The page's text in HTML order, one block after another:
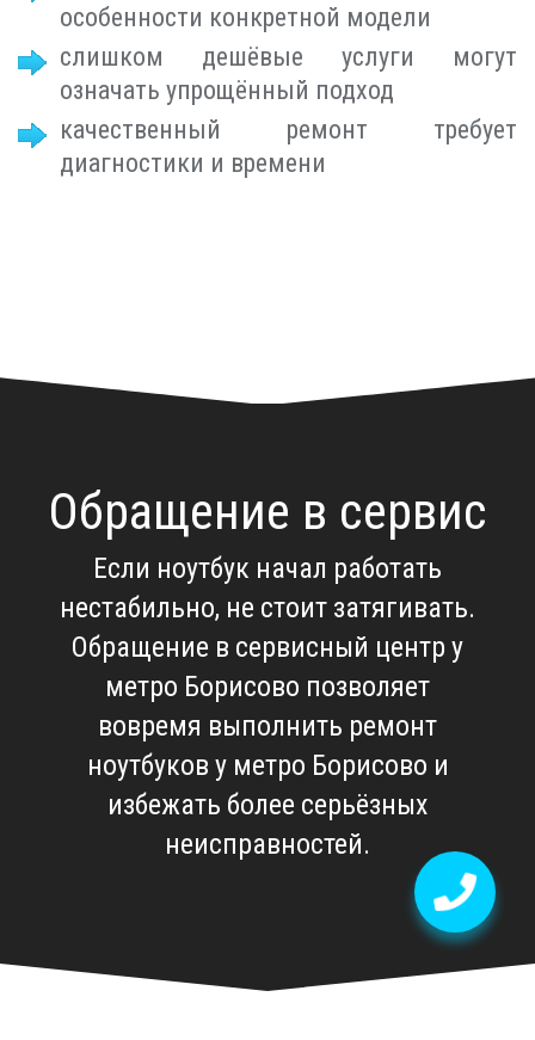
особенности конкретной модели
слишком дешёвые услуги могут
означать упрощённый подход
качественный ремонт требует
диагностики и времени
Обращение в сервис
Если ноутбук начал работать
нестабильно, не стоит затягивать.
Обращение в сервисный центр у
метро Борисово позволяет
вовремя выполнить ремонт
ноутбуков у метро Борисово и
избежать более серьёзных
неисправностей.